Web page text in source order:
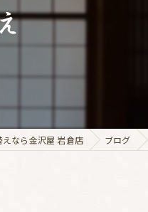
網戸
リフォーム
えなら金沢屋 岩倉店 ブログ